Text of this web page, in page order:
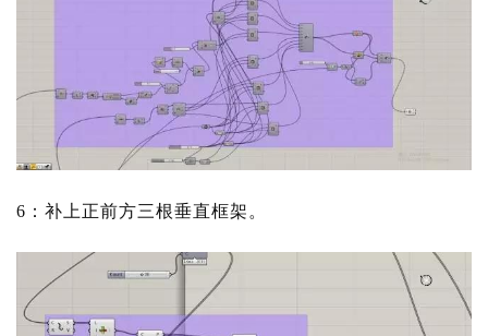
6：补上正前方三根垂直框架。